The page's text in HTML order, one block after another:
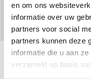
en om ons
informatie over uw
partners voor social
partners kunnen deze
informatie die u aan
verzameld op basis